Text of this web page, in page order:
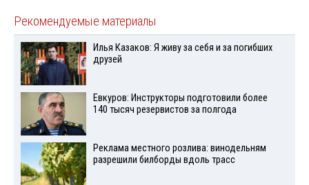
Рекомендуемые материалы
Илья Казаков: Я живу за себя и за погибших
друзей
Евкуров: Инструкторы подготовили более
140 тысяч резервистов за полгода
Реклама местного розлива: винодельням
разрешили билборды вдоль трасс